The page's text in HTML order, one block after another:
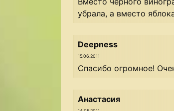
убрала, а вместо
Deepness
15.06.2011
Спасибо огромное!
Анастасия